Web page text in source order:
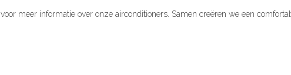
meer informatie over onze airconditioners. Samen creëren we een